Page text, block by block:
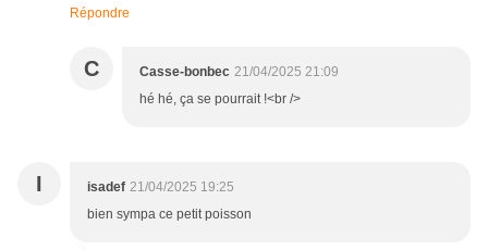
Répondre
C Casse-bonbec 21/04/2025 21:09
hé hé, ça se pourrait !<br />
I isadef 21/04/2025 19:25
bien sympa ce petit poisson